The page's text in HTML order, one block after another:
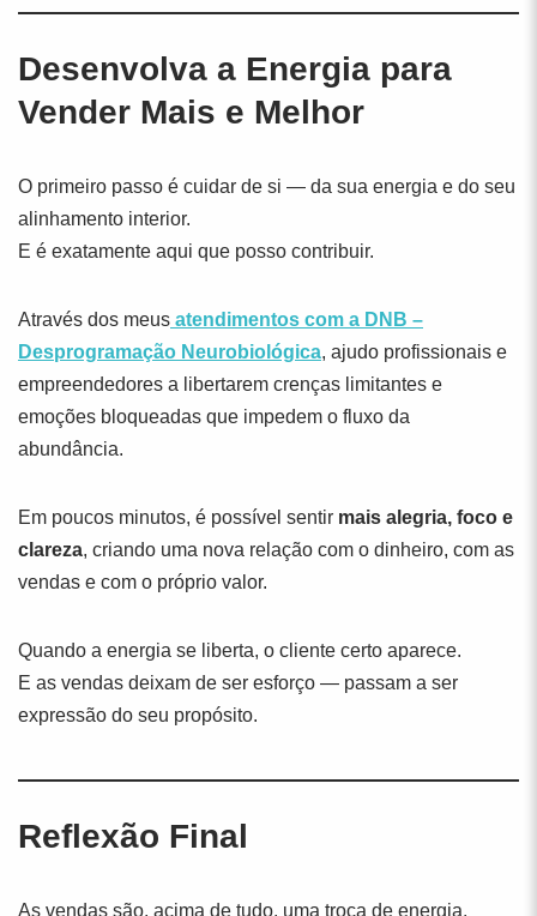
Desenvolva a Energia para
Vender Mais e Melhor
O primeiro passo é cuidar de si — da sua energia e do seu
alinhamento interior.
E é exatamente aqui que posso contribuir.
Através dos meus atendimentos com a DNB –
Desprogramação Neurobiológica, ajudo profissionais e
empreendedores a libertarem crenças limitantes e
emoções bloqueadas que impedem o fluxo da
abundância.
Em poucos minutos, é possível sentir mais alegria, foco e
clareza, criando uma nova relação com o dinheiro, com as
vendas e com o próprio valor.
Quando a energia se liberta, o cliente certo aparece.
E as vendas deixam de ser esforço — passam a ser
expressão do seu propósito.
Reflexão Final
As vendas são, acima de tudo, uma troca de energia.